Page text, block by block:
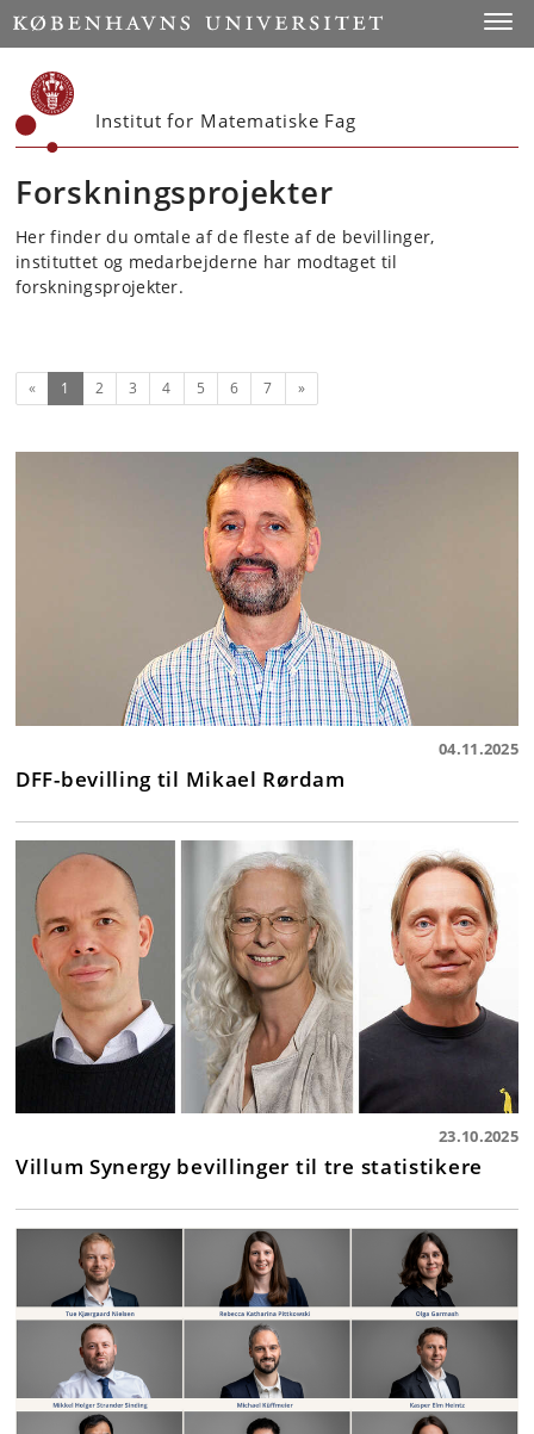
Start
Institut for Matematiske Fag
Forskningsprojekter
Her finder du omtale af de fleste af de bevillinger,
instituttet og medarbejderne har modtaget til
forskningsprojekter.
« 1 (nuværende)
2 3 4 5 6 7 Næste
»
04.11.2025
DFF-bevilling til Mikael Rørdam
23.10.2025
Villum Synergy bevillinger til tre statistikere